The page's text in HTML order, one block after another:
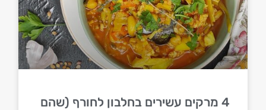
4 מרקים עשירים בחלבון לחורף (שהם